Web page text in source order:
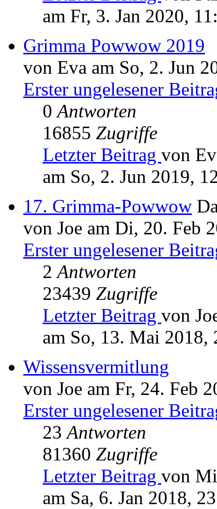
am Fr, 3. Jan 2020,
Grimma Powwow 2019
von Eva am So, 2. Jun
Erster ungelesener
0Antworten
16855 Zugriffe
Letzter Beitrag von
am So, 2. Jun 2019,
17. Grimma-Powwow
von Joe am Di, 20. Feb
Erster ungelesener
2Antworten
23439 Zugriffe
Letzter Beitrag von
am So, 13. Mai 2018,
Wissensvermitlung
von Joe am Fr, 24. Feb
Erster ungelesener
23Antworten
81360 Zugriffe
Letzter Beitrag von
am Sa, 6. Jan 2018,